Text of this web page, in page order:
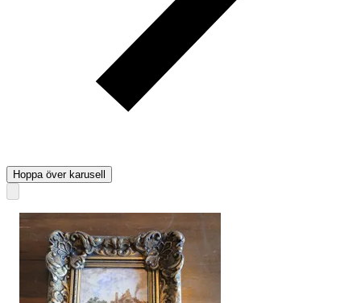
Hoppa över karusell